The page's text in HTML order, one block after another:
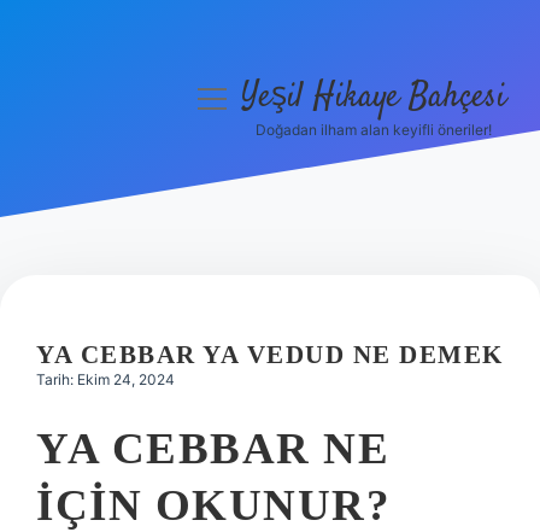
Hakkımızda
menüyüYeşil Hikaye Bahçesi
Doğadan ilham alan keyifli öneriler!
YA CEBBAR YA VEDUD NE DEMEK
Tarih: Ekim 24, 2024
YA CEBBAR NE
IÇIN OKUNUR?